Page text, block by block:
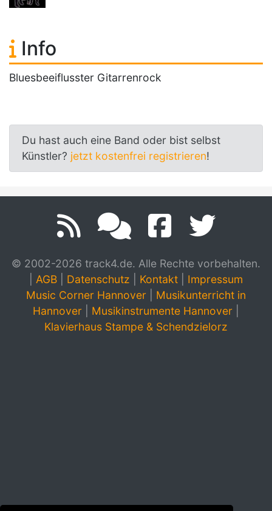
Info
Bluesbeeiflusster Gitarrenrock
Du hast auch eine Band oder bist selbst
Künstler? jetzt kostenfrei registrieren!
© 2002-2026 track4.de. Alle Rechte vorbehalten.
AGB Datenschutz Kontakt
Impressum
Music Corner Hannover
Musikunterricht in
Hannover
Musikinstrumente Hannover
Klavierhaus Stampe & Schendzielorz